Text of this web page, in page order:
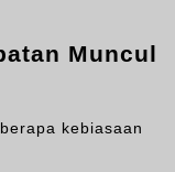
Muncul
kebiasaan